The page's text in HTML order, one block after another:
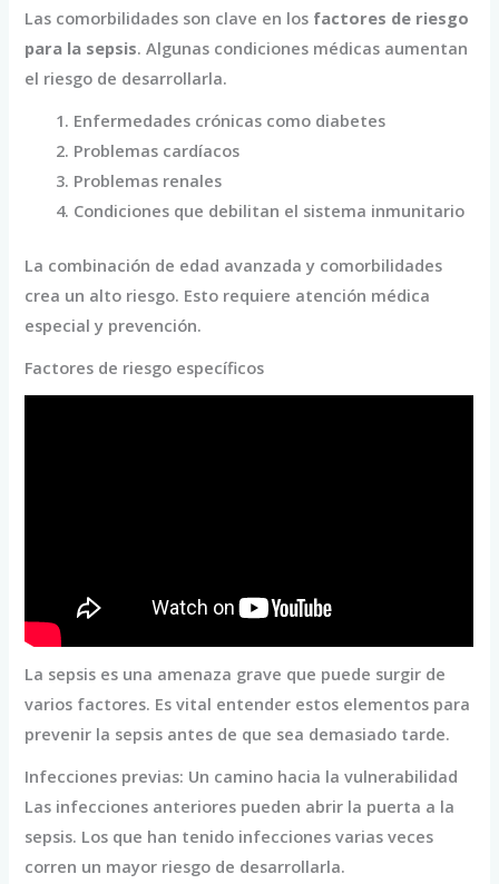
Las comorbilidades son clave en los factores de riesgo
para la sepsis. Algunas condiciones médicas aumentan
el riesgo de desarrollarla.
Enfermedades crónicas como diabetes
Problemas cardíacos
Problemas renales
Condiciones que debilitan el sistema inmunitario
La combinación de edad avanzada y comorbilidades
crea un alto riesgo. Esto requiere atención médica
especial y prevención.
Factores de riesgo específicos
La sepsis es una amenaza grave que puede surgir de
varios factores. Es vital entender estos elementos para
prevenir la sepsis antes de que sea demasiado tarde.
Infecciones previas: Un camino hacia la vulnerabilidad
Las infecciones anteriores pueden abrir la puerta a la
sepsis. Los que han tenido infecciones varias veces
corren un mayor riesgo de desarrollarla.